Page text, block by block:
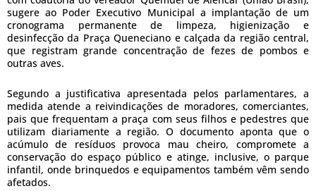
sugere ao Poder Executivo Municipal a implantação de um
cronograma permanente de limpeza, higienização e
desinfecção da Praça Queneciano e calçada da região central,
que registram grande concentração de fezes de pombos e
outras aves.
Segundo a justificativa apresentada pelos parlamentares, a
medida atende a reivindicações de moradores, comerciantes,
pais que frequentam a praça com seus filhos e pedestres que
utilizam diariamente a região. O documento aponta que o
acúmulo de resíduos provoca mau cheiro, compromete a
conservação do espaço público e atinge, inclusive, o parque
infantil, onde brinquedos e equipamentos também vêm sendo
afetados.